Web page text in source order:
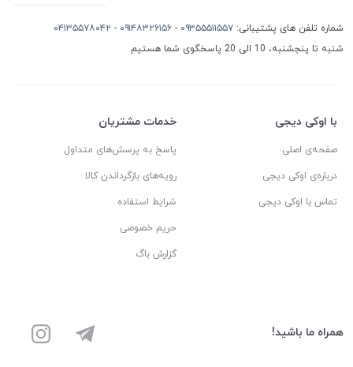
شماره تلفن های پشتیبانی: ۰۹۳۵۵۵۱۱۵۵۷ - ۰۹۱۴۸۳۲۶۱۵۶ - ۰۴۱۳۵۵۷۸۰۴۲
شنبه تا پنجشنبه، 10 الی 20 پاسخگوی شما هستیم
با اوکی دیجی
صفحه‌ی اصلی
درباره‌ی اوکی دیجی
تماس با اوکی دیجی
خدمات مشتریان
پاسخ به پرسش‌های متداول
رویه‌های بازگرداندن کالا
شرایط استفاده
حریم خصوصی
گزارش باگ
همراه ما باشید!